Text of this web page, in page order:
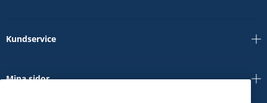
Kundservice
Mina sidor